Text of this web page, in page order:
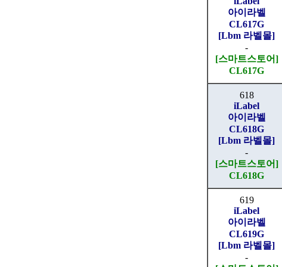
아이라벨
CL617G
[Lbm 라벨몰]
-
[스마트스토어]
CL617G
618
iLabel
아이라벨
CL618G
[Lbm 라벨몰]
-
[스마트스토어]
CL618G
619
iLabel
아이라벨
CL619G
[Lbm 라벨몰]
-